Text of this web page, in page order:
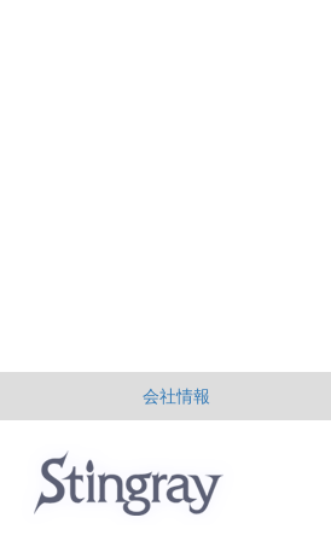
会社情報